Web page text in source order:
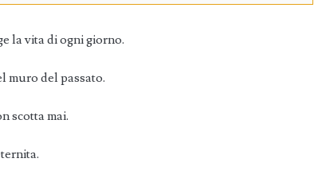
la vita di ogni giorno.
muro del passato.
scotta mai.